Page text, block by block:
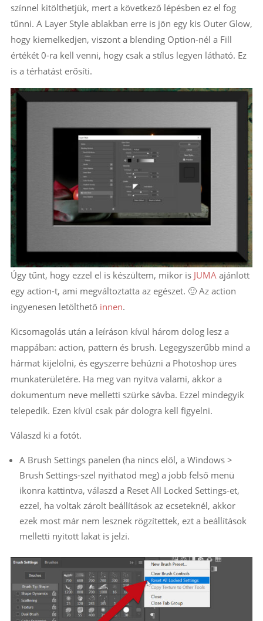
színnel kitölthetjük, mert a következő lépésben ez el fog
tűnni. A Layer Style ablakban erre is jön egy kis Outer Glow,
hogy kiemelkedjen, viszont a blending Option-nél a Fill
értékét 0-ra kell venni, hogy csak a stílus legyen látható. Ez
is a térhatást erősíti.
Úgy tűnt, hogy ezzel el is készültem, mikor is JUMA ajánlott
egy action-t, ami megváltoztatta az egészet. 🙂 Az action
ingyenesen letölthető innen.
Kicsomagolás után a leíráson kívül három dolog lesz a
mappában: action, pattern és brush. Legegyszerűbb mind a
hármat kijelölni, és egyszerre behúzni a Photoshop üres
munkaterületére. Ha meg van nyitva valami, akkor a
dokumentum neve melletti szürke sávba. Ezzel mindegyik
telepedik. Ezen kívül csak pár dologra kell figyelni.
Válaszd ki a fotót.
A Brush Settings panelen (ha nincs elől, a Windows >
Brush Settings-szel nyithatod meg) a jobb felső menü
ikonra kattintva, válaszd a Reset All Locked Settings-et,
ezzel, ha voltak zárolt beállítások az ecseteknél, akkor
ezek most már nem lesznek rögzítettek, ezt a beállítások
melletti nyitott lakat is jelzi.